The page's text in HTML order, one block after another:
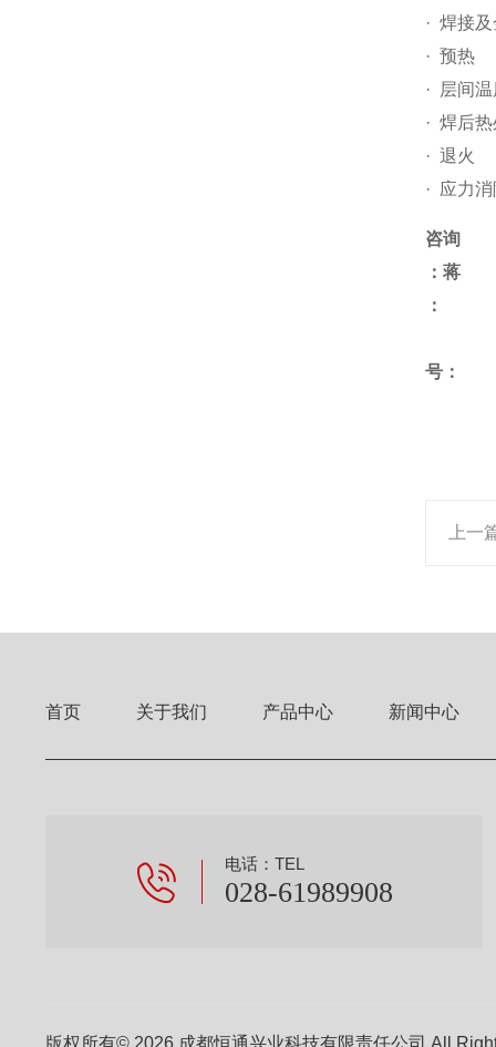
· 焊接
· 预热
· 层间
· 焊后
· 退火
· 应力
咨询
：蒋
号：
上一
首页 关于我们 产品中心 新闻中心
电话：TEL
028-61989908
版权所有© 2026 成都恒通兴业科技有限责任公司 All